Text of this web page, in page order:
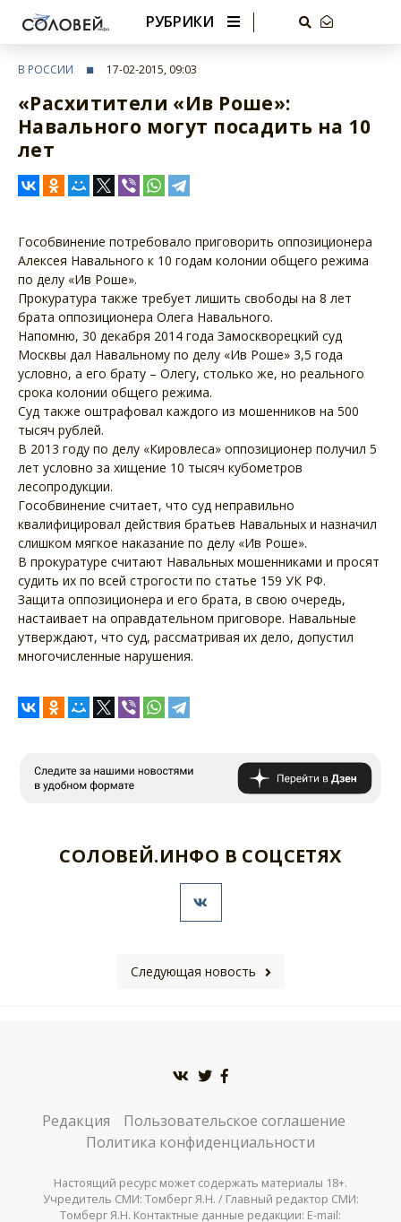
РУБРИКИ
В РОССИИ 17-02-2015, 09:03
«Расхитители «Ив Роше»:
Навального могут посадить на 10
лет
Гособвинение потребовало приговорить оппозиционера
Алексея Навального к 10 годам колонии общего режима
по делу «Ив Роше».
Прокуратура также требует лишить свободы на 8 лет
брата оппозиционера Олега Навального.
Напомню, 30 декабря 2014 года Замоскворецкий суд
Москвы дал Навальному по делу «Ив Роше» 3,5 года
условно, а его брату – Олегу, столько же, но реального
срока колонии общего режима.
Суд также оштрафовал каждого из мошенников на 500
тысяч рублей.
В 2013 году по делу «Кировлеса» оппозиционер получил 5
лет условно за хищение 10 тысяч кубометров
лесопродукции.
Гособвинение считает, что суд неправильно
квалифицировал действия братьев Навальных и назначил
слишком мягкое наказание по делу «Ив Роше».
В прокуратуре считают Навальных мошенниками и просят
судить их по всей строгости по статье 159 УК РФ.
Защита оппозиционера и его брата, в свою очередь,
настаивает на оправдательном приговоре. Навальные
утверждают, что суд, рассматривая их дело, допустил
многочисленные нарушения.
СОЛОВЕЙ.ИНФО В СОЦСЕТЯХ
Следующая новость
Редакция
Пользовательское соглашение
Политика конфиденциальности
Настоящий ресурс может содержать материалы 18+.
Учредитель СМИ: Томберг Я.Н. / Главный редактор СМИ:
Томберг Я.Н. Контактные данные редакции: E-mail: